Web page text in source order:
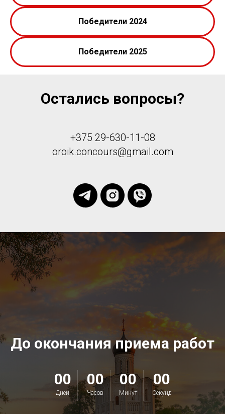
Победители 2024
Победители 2025
Остались вопросы?
+375 29-630-11-08
oroik.concours@gmail.com
До окончания приема работ
00
Дней
00
Часов
00
Минут
00
Секунд